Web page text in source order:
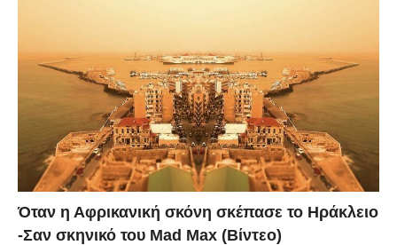
Όταν η Αφρικανική σκόνη σκέπασε το Ηράκλειο
-Σαν σκηνικό του Mad Max (Βίντεο)